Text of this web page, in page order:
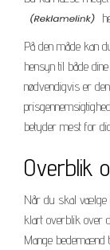
På den måde kan
hensyn til både
nødvendigvis er
betyder mest for
Overblik
Når du skal vælge
klart overblik over
Mange bedemænd